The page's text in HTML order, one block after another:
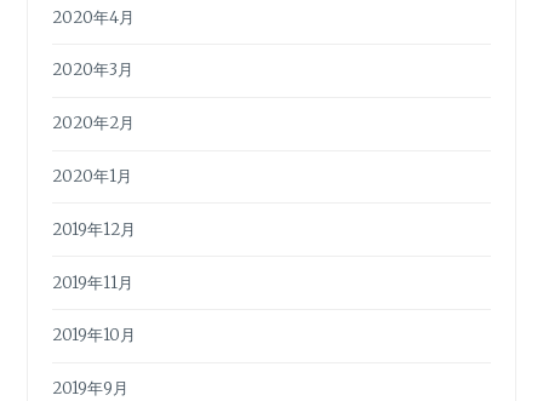
2020年4月
2020年3月
2020年2月
2020年1月
2019年12月
2019年11月
2019年10月
2019年9月